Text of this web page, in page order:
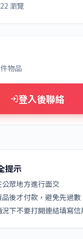
瀏覽
物品
登入後聯絡
提示
公眾地方進行面交
後才付款，避免先過數
況下不要打開連結填寫